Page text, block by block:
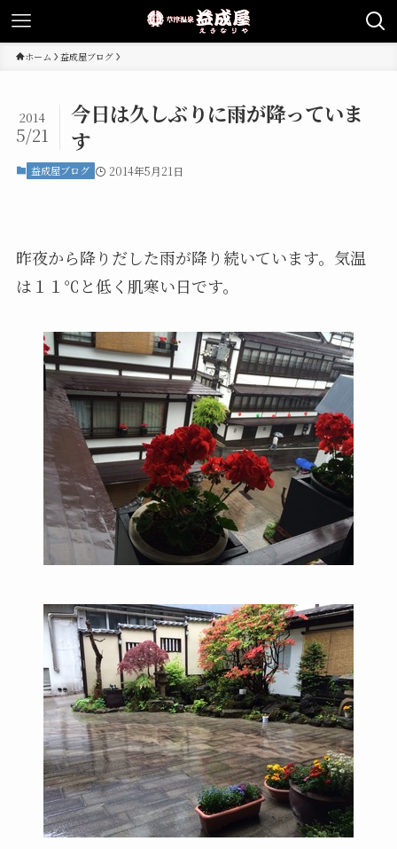
ホーム 益成屋ブログ
今日は久しぶりに雨が降っていま
す
2014
5/21
益成屋ブログ 2014年5月21日
昨夜から降りだした雨が降り続いています。気温
は１１℃と低く肌寒い日です。